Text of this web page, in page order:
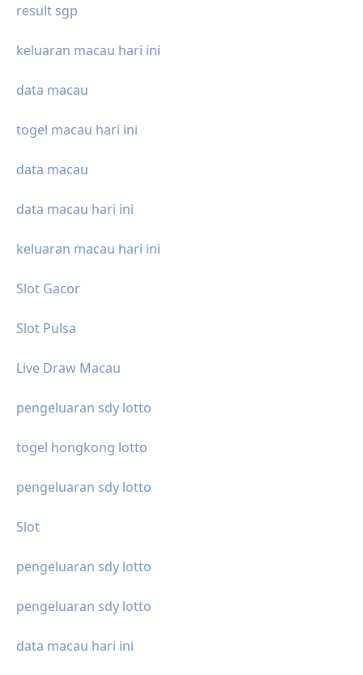
result sgp
keluaran macau hari ini
data macau
togel macau hari ini
data macau
data macau hari ini
keluaran macau hari ini
Slot Gacor
Slot Pulsa
Live Draw Macau
pengeluaran sdy lotto
togel hongkong lotto
pengeluaran sdy lotto
Slot
pengeluaran sdy lotto
pengeluaran sdy lotto
data macau hari ini